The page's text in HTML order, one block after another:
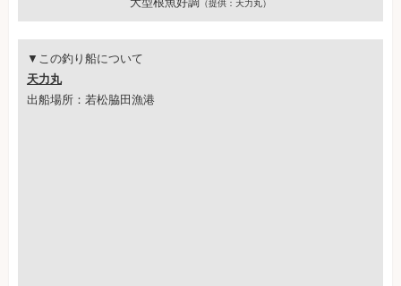
（提供：天力丸）
▼この釣り船について
天力丸
出船場所：若松脇田漁港